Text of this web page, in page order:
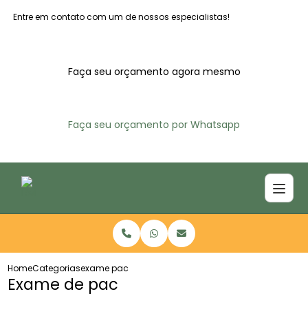
Entre em contato com um de nossos especialistas!
Faça seu orçamento agora mesmo
Faça seu orçamento por Whatsapp
HomeCategoriasexame pac
Exame de pac